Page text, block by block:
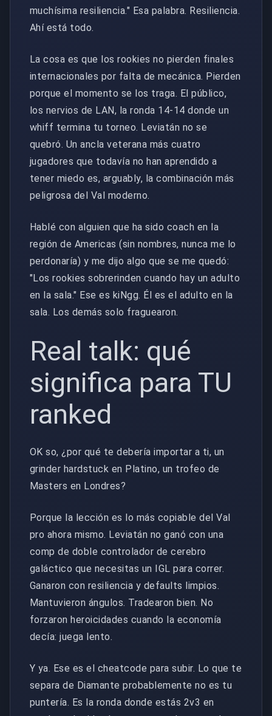
muchísima resiliencia." Esa palabra. Resiliencia.
Ahí está todo.
La cosa es que los rookies no pierden finales
internacionales por falta de mecánica. Pierden
porque el momento se los traga. El público,
los nervios de LAN, la ronda 14-14 donde un
whiff termina tu torneo. Leviatán no se
quebró. Un ancla veterana más cuatro
jugadores que todavía no han aprendido a
tener miedo es, arguably, la combinación más
peligrosa del Val moderno.
Hablé con alguien que ha sido coach en la
región de Americas (sin nombres, nunca me lo
perdonaría) y me dijo algo que se me quedó:
"Los rookies sobrerinden cuando hay un adulto
en la sala." Ese es kiNgg. Él es el adulto en la
sala. Los demás solo fraguearon.
Real talk: qué
significa para TU
ranked
OK so, ¿por qué te debería importar a ti, un
grinder hardstuck en Platino, un trofeo de
Masters en Londres?
Porque la lección es lo más copiable del Val
pro ahora mismo. Leviatán no ganó con una
comp de doble controlador de cerebro
galáctico que necesitas un IGL para correr.
Ganaron con resiliencia y defaults limpios.
Mantuvieron ángulos. Tradearon bien. No
forzaron heroicidades cuando la economía
decía: juega lento.
Y ya. Ese es el cheatcode para subir. Lo que te
separa de Diamante probablemente no es tu
puntería. Es la ronda donde estás 2v3 en